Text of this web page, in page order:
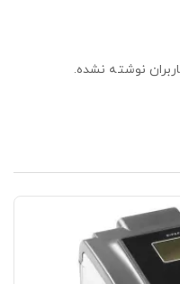
نوشته نشده.